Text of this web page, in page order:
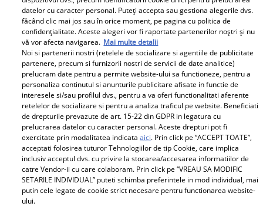
înțelepciunea și discernământul.
Universul îți oferă șansa de a închide un
capitol și de a începe altul mai
promițător.
Citeşte şi: Anul Calului de Foc 2026:
Surprize, decizii neașteptate și provocări
pentru cele 12 semne zodiacale
Citeşte şi: Horoscop Chinezesc 2026.
Cinci zodii intră pe o pantă întunecoasă a
destinului. Ce surprize neplăcute le
așteaptă
datelor cu caracter personal. Puteți accepta sau gestiona alegerile dvs.
făcând clic mai jos sau în orice moment, pe pagina cu politica de
confidențialitate. Aceste alegeri vor fi raportate partenerilor noștri și nu
vă vor afecta navigarea. Mai multe detalii
Noi si partenerii nostri (retelele de socializare si agentiile de publicitate
partenere, precum si furnizorii nostri de servicii de date analitice)
prelucram date pentru a permite website-ului sa functioneze, pentru a
personaliza continutul si anunturile publicitare afisate in functie de
interesele si/sau profilul dvs., pentru a va oferi functionalitati aferente
retelelor de socializare si pentru a analiza traficul pe website. Beneficiati
de drepturile prevazute de art. 15-22 din GDPR in legatura cu
prelucrarea datelor cu caracter personal. Aceste drepturi pot fi
exercitate prin modalitatea indicataaici. Prin click pe “ACCEPT TOATE”,
acceptati folosirea tuturor Tehnologiilor de tip Cookie, care implica
inclusiv acceptul dvs. cu privire la stocarea/accesarea informatiilor de
catre Vendor-ii cu care colaboram. Prin click pe “VREAU SA MODIFIC
SETARILE INDIVIDUAL” puteti schimba preferintele in mod individual, mai
putin cele legate de cookie strict necesare pentru functionarea website-
ului.